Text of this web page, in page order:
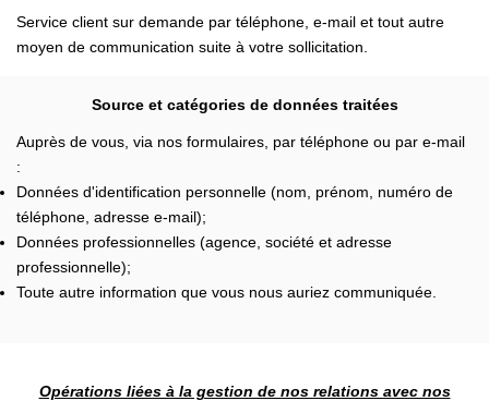
Service client sur demande par téléphone, e-mail et tout autre
moyen de communication suite à votre sollicitation.
Source et catégories de données traitées
Auprès de vous, via nos formulaires, par téléphone ou par e-mail
:
Données d'identification personnelle (nom, prénom, numéro de
téléphone, adresse e-mail);
Données professionnelles (agence, société et adresse
professionnelle);
Toute autre information que vous nous auriez communiquée.
Opérations liées à la gestion de nos relations avec nos